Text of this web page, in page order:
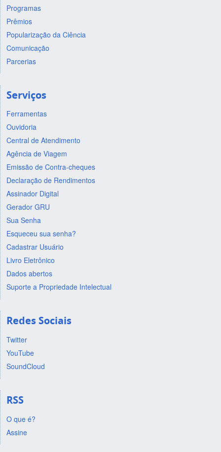
Programas
Prêmios
Popularização da Ciência
Comunicação
Parcerias
Serviços
Ferramentas
Ouvidoria
Central de Atendimento
Agência de Viagem
Emissão de Contra-cheques
Declaração de Rendimentos
Assinador Digital
Gerador GRU
Sua Senha
Esqueceu sua senha?
Cadastrar Usuário
Livro Eletrônico
Dados abertos
Suporte a Propriedade Intelectual
Redes Sociais
Twitter
YouTube
SoundCloud
RSS
O que é?
Assine